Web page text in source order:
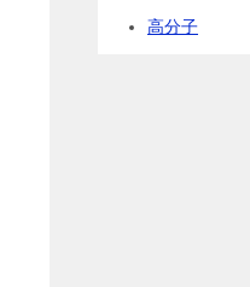
高分子